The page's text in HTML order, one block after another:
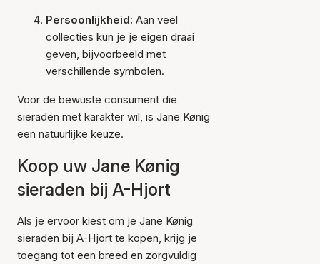
Persoonlijkheid: Aan veel
collecties kun je je eigen draai
geven, bijvoorbeeld met
verschillende symbolen.
Voor de bewuste consument die
sieraden met karakter wil, is Jane Kønig
een natuurlijke keuze.
Koop uw Jane Kønig
sieraden bij A-Hjort
Als je ervoor kiest om je Jane Kønig
sieraden bij A-Hjort te kopen, krijg je
toegang tot een breed en zorgvuldig